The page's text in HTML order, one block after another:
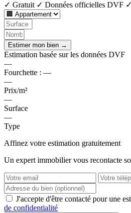
✓ Gratuit ✓ Données officielles DVF
Estimer mon bien →
Estimation basée sur les données DVF
—
Fourchette : —
—
Prix/m²
—
Surface
—
Type
Affinez votre estimation gratuitement
Un expert immobilier vous recontacte
J'accepte d'être contacté pour une
de confidentialité